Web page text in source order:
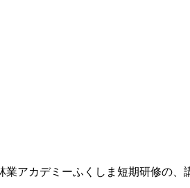
業アカデミーふくしま短期研修の、